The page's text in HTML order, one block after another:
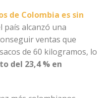
de Colombia es sin
país alcanzó una
ventas que
de 60 kilogramos, lo
del 23,4 % en